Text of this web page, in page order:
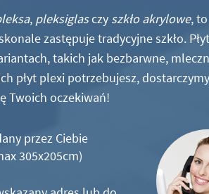
, pleksiglasczy szkło akrylowe, to
zastępuje tradycyjne szkło.
takich jak bezbarwne,
płyt plexi potrzebujesz, dostarczymy
Twoich oczekiwań!
przez Ciebie
305x205cm)